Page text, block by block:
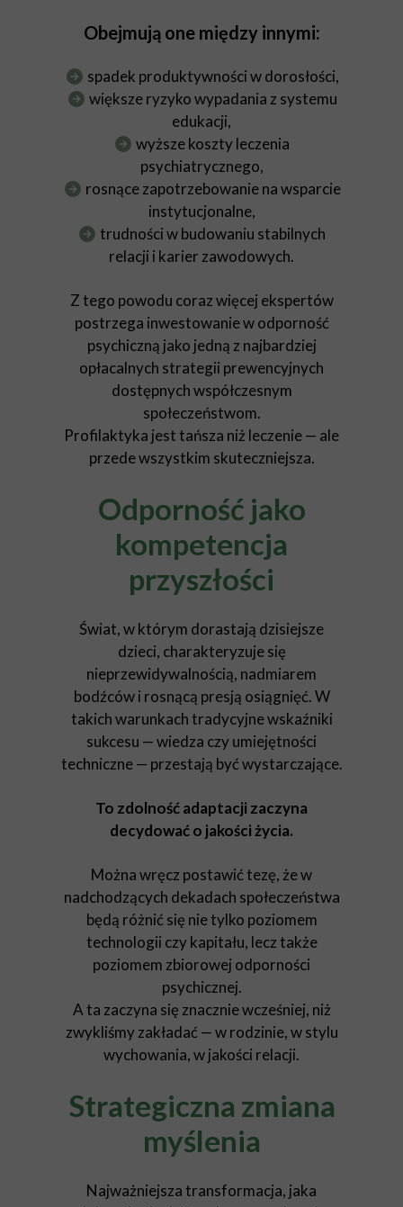
Obejmują one między innymi:
spadek produktywności w dorosłości,
większe ryzyko wypadania z systemu
edukacji,
wyższe koszty leczenia
psychiatrycznego,
rosnące zapotrzebowanie na wsparcie
instytucjonalne,
trudności w budowaniu stabilnych
relacji i karier zawodowych.
Z tego powodu coraz więcej ekspertów
postrzega inwestowanie w odporność
psychiczną jako jedną z najbardziej
opłacalnych strategii prewencyjnych
dostępnych współczesnym
społeczeństwom.
Profilaktyka jest tańsza niż leczenie — ale
przede wszystkim skuteczniejsza.
Odporność jako
kompetencja
przyszłości
Świat, w którym dorastają dzisiejsze
dzieci, charakteryzuje się
nieprzewidywalnością, nadmiarem
bodźców i rosnącą presją osiągnięć. W
takich warunkach tradycyjne wskaźniki
sukcesu — wiedza czy umiejętności
techniczne — przestają być wystarczające.
To zdolność adaptacji zaczyna
decydować o jakości życia.
Można wręcz postawić tezę, że w
nadchodzących dekadach społeczeństwa
będą różnić się nie tylko poziomem
technologii czy kapitału, lecz także
poziomem zbiorowej odporności
psychicznej.
A ta zaczyna się znacznie wcześniej, niż
zwykliśmy zakładać — w rodzinie, w stylu
wychowania, w jakości relacji.
Strategiczna zmiana
myślenia
Najważniejsza transformacja, jaka